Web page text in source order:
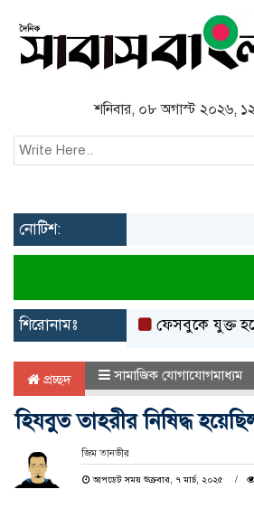
শনিবার, ০৮ অগাস্ট ২০২৬,
নোটিশ:
শিরোনামঃ ফেসবুকে যুক্ত হলো
প্রচ্ছদ সামাজিক যোগাযোগমাধ্যম
হিযবুত তাহরীর নিষিদ্ধ
জিম তানভীর
আপডেট সময় শুক্রবার, ৭ মার্চ, ২০২৫